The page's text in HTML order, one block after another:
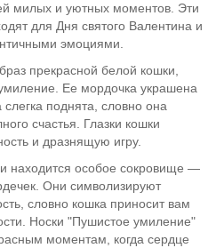
милых и уютных моментов. Эти
для Дня святого Валентина и
эмоциями.
прекрасной белой кошки,
Ее мордочка украшена
поднята, словно она
счастья. Глазки кошки
и дразнящую игру.
находится особое сокровище —
Они символизируют
словно кошка приносит вам
Носки "Пушистое умиление"
моментам, когда сердце